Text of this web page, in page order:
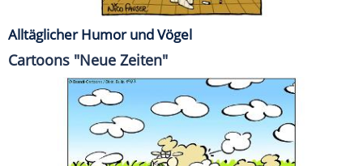
Alltäglicher Humor und Vögel
Cartoons "Neue Zeiten"